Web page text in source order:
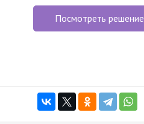
Посмотреть решение